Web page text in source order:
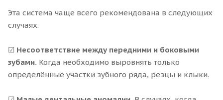
Эта система чаще всего рекомендована в следующих
случаях.
☑ Несоответствие между передними и боковыми
зубами. Когда необходимо выровнять только
определённые участки зубного ряда, резцы и клыки.